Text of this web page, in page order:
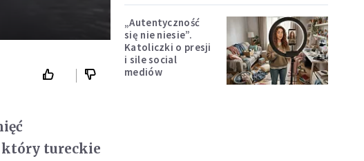
który tureckie
„Autentyczność
się nie niesie”.
Katoliczki o presji
i sile social
mediów